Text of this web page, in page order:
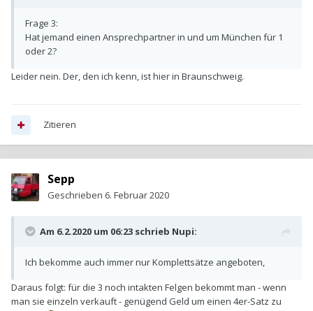
Frage 3:
Hat jemand einen Ansprechpartner in und um München für 1
oder 2?
Leider nein. Der, den ich kenn, ist hier in Braunschweig.
Zitieren
Sepp
Geschrieben 6. Februar 2020
Am 6.2.2020 um 06:23 schrieb Nupi:
Ich bekomme auch immer nur Komplettsätze angeboten,
Daraus folgt: für die 3 noch intakten Felgen bekommt man - wenn
man sie einzeln verkauft - genügend Geld um einen 4er-Satz zu